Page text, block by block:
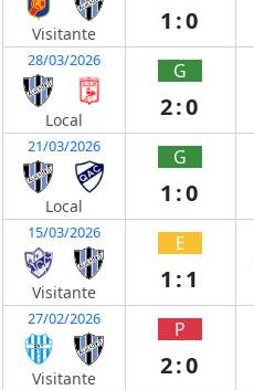
Visitante 1:0
28/03/2026
Local
G
2:0
21/03/2026
Local
G
1:0
15/03/2026
Visitante
E
1:1
27/02/2026
Visitante
P
2:0